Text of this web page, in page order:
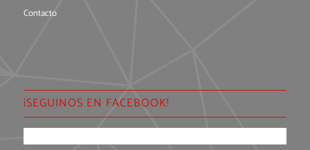
Contacto
¡SEGUINOS EN FACEBOOK!